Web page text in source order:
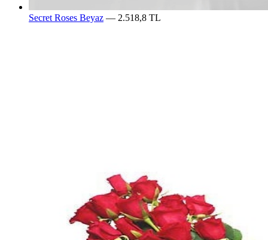
Secret Roses Beyaz — 2.518,8 TL